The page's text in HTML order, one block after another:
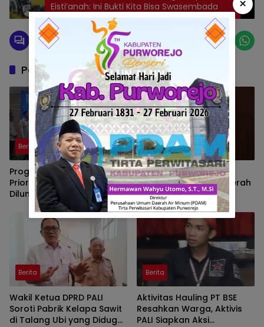
Eisti’anah: Ini Bukti Kita Bisa Swasembada
Pos Terkait
Berita
Program Strategi Sistem
Prioritas Jalan Mantap
Diluncurkan, Wabup
Brebes Jelaskan
Tujuannya
Berita
GMNI Sumsel Soroti
Meningkatnya Zona Merah
Karhutla, Desak
Pemerintah Perkuat
Mitigasi dan Penegakan
Berita
Wakil Ketua DPRD PALI
Soroti Pabrik Kelapa Sawit
di Talang Ubi yang Diduga
Berita
Aktivitas Hauling PT BSE
Resahkan Warga, Aktivis
PALI Siapkan Aksi
×